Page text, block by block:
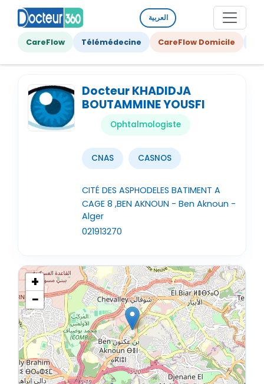
العربية
CareFlow Télémédecine CareFlow Domicile
Docteur KHADIDJA
BOUTAMMINE YOUSFI
Ophtalmologiste
CNAS CASNOS
CITÉ DES ASPHODELES BATIMENT A
CAGE 8 ,BEN AKNOUN - Ben Aknoun -
Alger
021913270
+
−